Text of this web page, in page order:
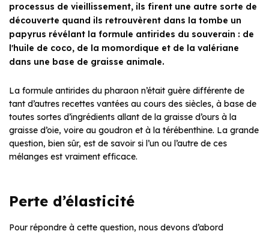
processus de vieillissement, ils firent une autre sorte de
découverte quand ils retrouvèrent dans la tombe un
papyrus révélant la formule antirides du souverain : de
l'huile de coco, de la momordique et de la valériane
dans une base de graisse animale.
La formule antirides du pharaon n’était guère différente de
tant d’autres recettes vantées au cours des siècles, à base de
toutes sortes d’ingrédients allant de la graisse d’ours à la
graisse d’oie, voire au goudron et à la térébenthine. La grande
question, bien sûr, est de savoir si l’un ou l’autre de ces
mélanges est vraiment efficace.
Perte d’élasticité
Pour répondre à cette question, nous devons d’abord